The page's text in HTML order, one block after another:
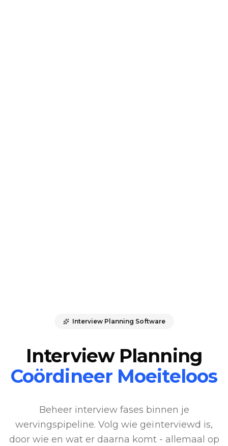
Interview Planning Software
Interview Planning
Coördineer Moeiteloos
Beheer interview fases binnen je
wervingspipeline. Volg wie geïnterviewd is,
door wie en wat er daarna komt - allemaal op